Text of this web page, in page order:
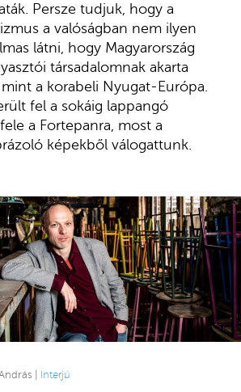
Persze tudjuk, hogy a
a valóságban nem ilyen
látni, hogy Magyarország
társadalomnak akarta
a korabeli Nyugat-Európa.
fel a sokáig lappangó
a Fortepanra, most a
képekből válogattunk.
| Interjú